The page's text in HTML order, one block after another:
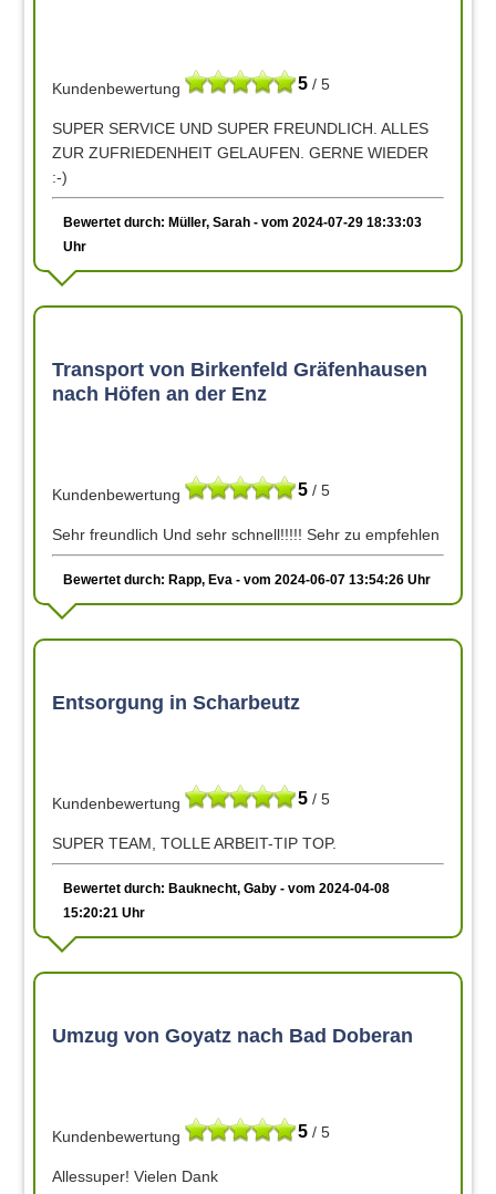
5 / 5
Kundenbewertung
SUPER SERVICE UND SUPER FREUNDLICH. ALLES
ZUR ZUFRIEDENHEIT GELAUFEN. GERNE WIEDER
:-)
Bewertet durch: Müller, Sarah - vom 2024-07-29 18:33:03
Uhr
Transport von Birkenfeld Gräfenhausen
nach Höfen an der Enz
5 / 5
Kundenbewertung
Sehr freundlich Und sehr schnell!!!!! Sehr zu empfehlen
Bewertet durch: Rapp, Eva - vom 2024-06-07 13:54:26 Uhr
Entsorgung in Scharbeutz
5 / 5
Kundenbewertung
SUPER TEAM, TOLLE ARBEIT-TIP TOP.
Bewertet durch: Bauknecht, Gaby - vom 2024-04-08
15:20:21 Uhr
Umzug von Goyatz nach Bad Doberan
5 / 5
Kundenbewertung
Allessuper! Vielen Dank